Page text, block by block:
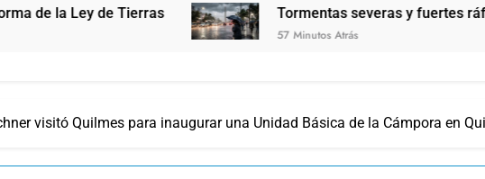
la Ley de Tierras Tormentas severas y fuertes ráfagas
57 Minutos Atrás
visitó Quilmes para inaugurar una Unidad Básica de la Cámpora en